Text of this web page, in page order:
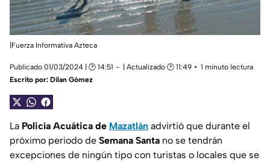
|Fuerza Informativa Azteca
Publicado 01/03/2024 | 🕑 14:51 | Actualizado 🕑 11:49
1 minuto lectura
Escrito por: Dilan Gómez
La Policía Acuática de Mazatlán advirtió que durante el
próximo periodo de Semana Santa no se tendrán
excepciones de ningún tipo con turistas o locales que se